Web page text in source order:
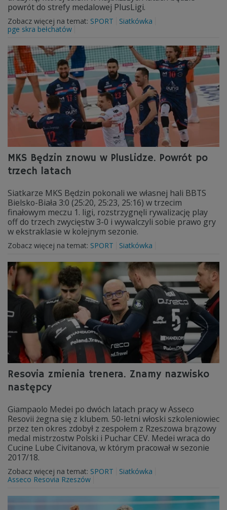
powrót do strefy medalowej PlusLigi.
Zobacz więcej na temat: SPORT
Siatkówka
pge skra bełchatów
MKS Będzin znowu w PlusLidze. Powrót po
trzech latach
Siatkarze MKS Będzin pokonali we własnej hali BBTS
Bielsko-Biała 3:0 (25:20, 25:23, 25:16) w trzecim
finałowym meczu 1. ligi, rozstrzygnęli rywalizację play
off do trzech zwycięstw 3-0 i wywalczyli sobie prawo gry
w ekstraklasie w kolejnym sezonie.
Zobacz więcej na temat: SPORT Siatkówka
Resovia zmienia trenera. Znamy nazwisko
następcy
Giampaolo Medei po dwóch latach pracy w Asseco
Resovii żegna się z klubem. 50-letni włoski szkoleniowiec
przez ten okres zdobył z zespołem z Rzeszowa brązowy
medal mistrzostw Polski i Puchar CEV. Medei wraca do
Cucine Lube Civitanova, w którym pracował w sezonie
2017/18.
Zobacz więcej na temat: SPORT
Siatkówka
Asseco Resovia Rzeszów